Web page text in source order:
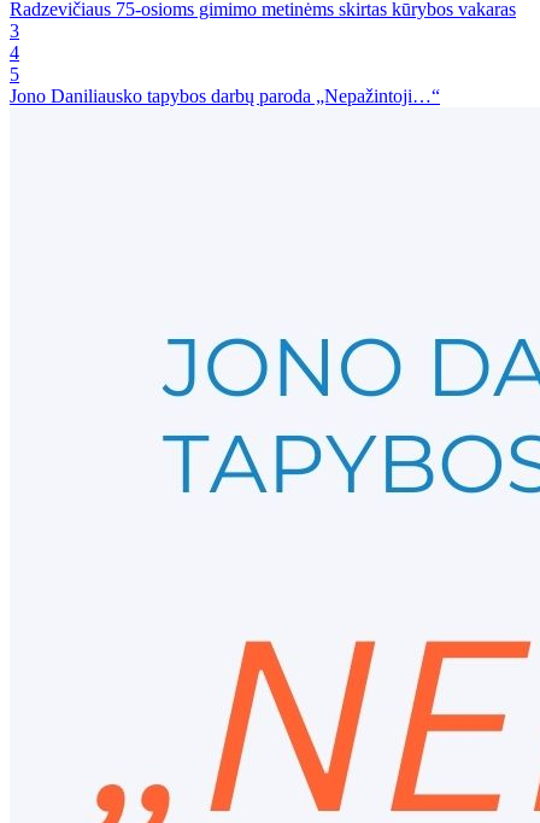
Radzevičiaus 75-osioms gimimo metinėms skirtas kūrybos vakaras
3
4
5
Jono Daniliausko tapybos darbų paroda „Nepažintoji…“